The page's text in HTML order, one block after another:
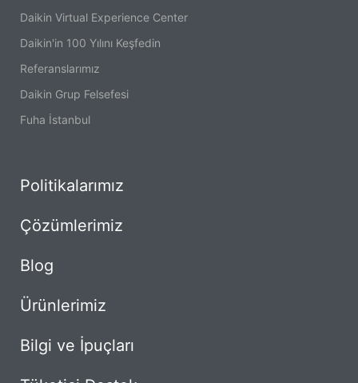
Daikin Virtual Experience Center
Daikin'in 100 Yılını Keşfedin
Referanslarımız
Daikin Grup Felsefesi
Fuha İstanbul
Politikalarımız
Çözümlerimiz
Blog
Ürünlerimiz
Bilgi ve İpuçları